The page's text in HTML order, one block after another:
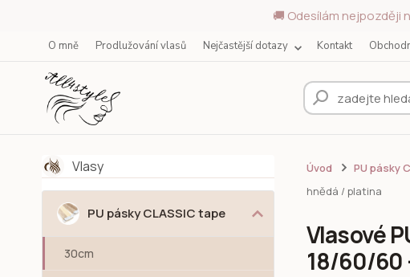
🚚 Odesílám nejpozději
O mně Prodlužování vlasů Nejčastější dotazy Kontakt
Vlasy
PU pásky CLASSIC tape
30cm
Úvod PU pásky
hnědá / platina
Vlasové
18/60/60